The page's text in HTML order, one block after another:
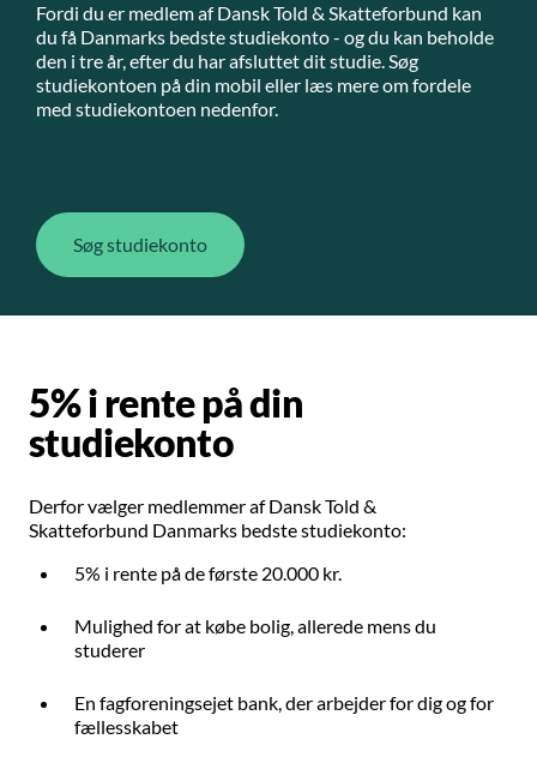
Fordi du er medlem af Dansk Told & Skatteforbund kan
du få Danmarks bedste studiekonto - og du kan beholde
den i tre år, efter du har afsluttet dit studie. Søg
studiekontoen på din mobil eller læs mere om fordele
med studiekontoen nedenfor.
Søg studiekonto
5% i rente på din
studiekonto
Derfor vælger medlemmer af Dansk Told &
Skatteforbund Danmarks bedste studiekonto:
5% i rente på de første 20.000 kr.
Mulighed for at købe bolig, allerede mens du
studerer
En fagforeningsejet bank, der arbejder for dig og for
fællesskabet